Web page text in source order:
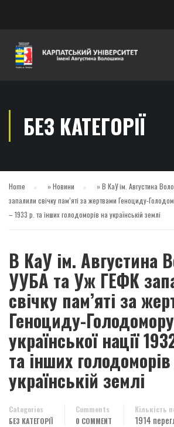
БЕЗ КАТЕГОРІЇ
Home »Новини »В КаУ ім. Августина
запалили свічку пам’яті за жертвами Геноциду-
– 1933 р. та інших голодоморів на українській землі
В КаУ ім. Августина
УУБА та Уж ГЕФК
свічку пам’яті за
Геноциду-Голодомору
української нації
та інших
українській землі
Categories
БЕЗ КАТЕГОРІЇ
Comments
0 COMMENT
Кількість
1914